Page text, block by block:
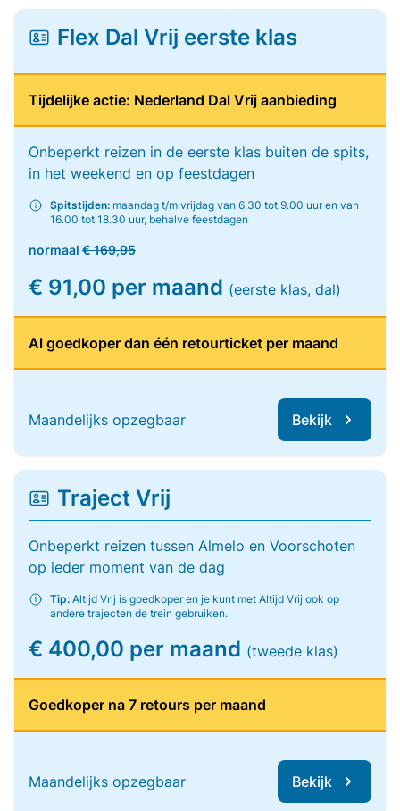
Flex Dal Vrij eerste klas
Tijdelijke actie: Nederland Dal Vrij aanbieding
Onbeperkt reizen in de eerste klas buiten de spits,
in het weekend en op feestdagen
Spitstijden: maandag t/m vrijdag van 6.30 tot 9.00 uur en van
16.00 tot 18.30 uur, behalve feestdagen
normaal € 169,95
€ 91,00 per maand (eerste klas, dal)
Al goedkoper dan één retourticket per maand
Maandelijks opzegbaar Bekijk
Traject Vrij
Onbeperkt reizen tussen Almelo en Voorschoten
op ieder moment van de dag
Tip: Altijd Vrij is goedkoper en je kunt met Altijd Vrij ook op
andere trajecten de trein gebruiken.
€ 400,00 per maand (tweede klas)
Goedkoper na 7 retours per maand
Maandelijks opzegbaar Bekijk